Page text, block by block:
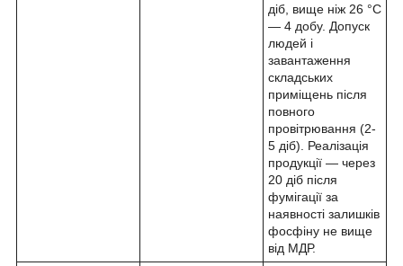
діб, вище ніж 26 °C
— 4 добу. Допуск
людей і
завантаження
складських
приміщень після
повного
провітрювання (2-
5 діб). Реалізація
продукції — через
20 діб після
фумігації за
наявності залишків
фосфіну не вище
від МДР.